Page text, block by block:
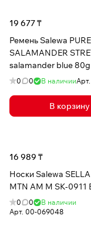
19 677 ₸
Ремень Salewa PURE
SALAMANDER
salamander blue 80g
0 0 В наличииАрт.
В корзину
16 989 ₸
Носки Salewa
MTN AM M SK-0911
0 0
В наличии
Арт. 00-069048